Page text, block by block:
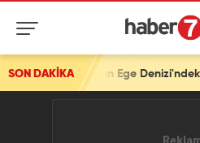
SON DAKİKA
Ege Denizi'ndeki hamlesine